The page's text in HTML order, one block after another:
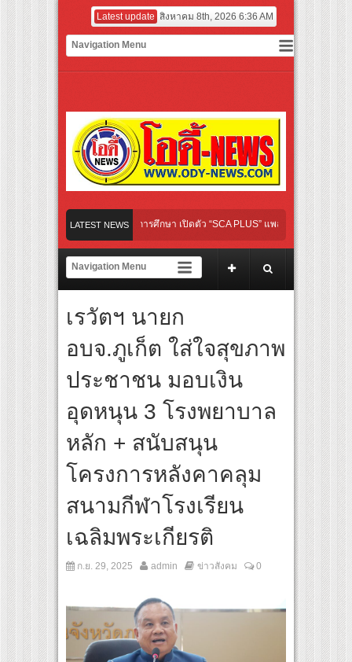
Latest update สิงหาคม 8th, 2026 6:36 AM
LATEST NEWS
กมใหม่ในวงการการศึกษา เปิดตัว “SCA PLUS” แพลตฟอร์มการเรียนรู้ “Creative
อดการลงทุนในธุรกิจการศึกษากว่า 100 ล้านบาท
ส้นทางจาการ์ตา-กรุงเทพฯ เสริม Air Connectivity ดึงนักท่องเที่ยวคุณภาพจากอินโด
ทย เตรียมเดบิวต์ลงซีรีย์แนวตั้ง พร้อมเขย่าวงการบันเทิงยุคดิจิทัล
ใหม่ “Your Candy” พร้อมเสิร์ฟ MV สดใส ได้ “ต้าเหนิง” และ “ณิชา” ร่วมเติมสีสัน
ลุกกระแส ผิวโชกุ ผิวโชว์ได้ ตอบโจทย์คนรุ่นใหม่
กมใหม่ในวงการการศึกษา เปิดตัว “SCA PLUS” แพลตฟอร์มการเรียนรู้ “Creative
อดการลงทุนในธุรกิจการศึกษากว่า 100 ล้านบาท
เรวัตฯ นายก
อบจ.ภูเก็ต ใส่ใจสุขภาพ
ประชาชน มอบเงิน
อุดหนุน 3 โรงพยาบาล
หลัก + สนับสนุน
โครงการหลังคาคลุม
สนามกีฬาโรงเรียน
เฉลิมพระเกียรติ
ก.ย. 29, 2025 admin ข่าวสังคม 0